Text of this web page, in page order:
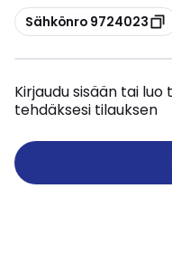
Kopioi
Sähkönro 9724023
Kirjaudu sisään tai
tehdäksesi tilauksen